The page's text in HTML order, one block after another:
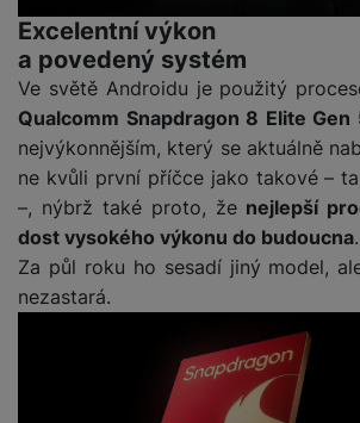
n
st
ví
v
y
s
a
v
a
ů
v
l
a
d
a
č
e
H
e
r
l
e
v
i
z
e
D
k
P
o
w
e
Excelentní výkon
a povedený systém
Ve světě Androidu je použitý
Qualcomm Snapdragon 8 Elite Gen
nejvýkonnějším, který se aktuálně
ne kvůli první příčce jako takové –
–, nýbrž také proto, že nejlepší
dost vysokého výkonu do budoucna.
Za půl roku ho sesadí jiný model,
nezastará.